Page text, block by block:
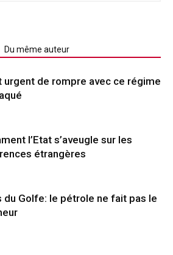
Du même auteur
urgent de rompre avec ce régime
l’Etat s’aveugle sur les
étrangères
du Golfe: le pétrole ne fait pas le